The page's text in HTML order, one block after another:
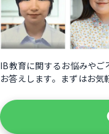
IB教育に関するお悩みや
お答えします。まずはお気